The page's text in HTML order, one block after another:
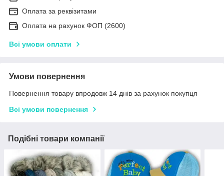
Оплата за реквізитами
Оплата на рахунок ФОП (2600)
Всі умови оплати
Умови повернення
Повернення товару впродовж 14 днів за рахунок покупця
Всі умови повернення
Подібні товари компанії